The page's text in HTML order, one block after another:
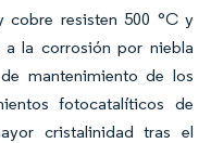
resisten 500 °C y
a la corrosión por niebla
mantenimiento de los
fotocatalíticos de
cristalinidad tras el